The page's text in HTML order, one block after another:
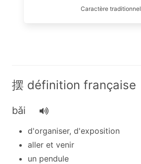
Caractère traditionnel
摆 définition française
bǎi
d'organiser, d'exposition
aller et venir
un pendule